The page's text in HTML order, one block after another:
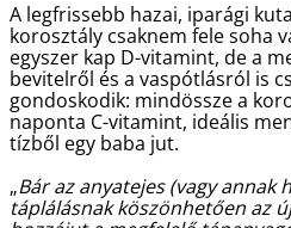
A legfrissebb hazai, iparági
korosztály csaknem fele soha
egyszer kap D-vitamint, de a
bevitelről és a vaspótlásról is
gondoskodik: mindössze a
naponta C-vitamint, ideális
tízből egy baba jut.
„Bár az anyatejes (vagy annak
táplálásnak köszönhetően az